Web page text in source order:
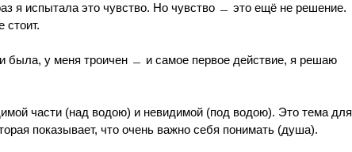
я испытала это чувство. Но чувство ﹘ это ещё не решение.
стоит.
была, у меня троичен ﹘ и самое первое действие, я решаю
части (над водою) и невидимой (под водою). Это тема для
показывает, что очень важно себя понимать (душа).